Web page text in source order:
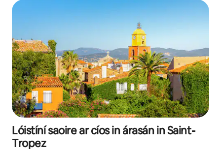
Lóistíní saoire ar cíos in árasán in Saint-
Tropez